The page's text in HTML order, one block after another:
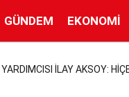
GÜNDEM EKONOMI
İLAY AKSOY: